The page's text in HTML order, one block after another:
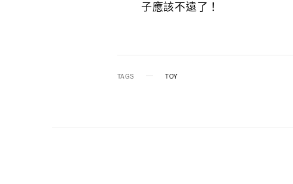
子應該不遠了！
TAGS TOY